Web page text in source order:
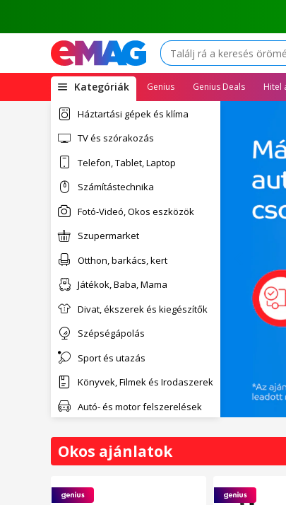
Háztartási gépek és klíma
TV és szórakozás
Telefon, Tablet, Laptop
Számítástechnika
Fotó-Videó, Okos eszközök
Szupermarket
Otthon, barkács, kert
Játékok, Baba, Mama
Divat, ékszerek és kiegészítők
Szépségápolás
Sport és utazás
Könyvek, Filmek és Irodaszerek
Autó- és motor felszerelések
Kategóriák(open
megamenu)
Genius Genius Deals Hitel
Okos ajánlatok